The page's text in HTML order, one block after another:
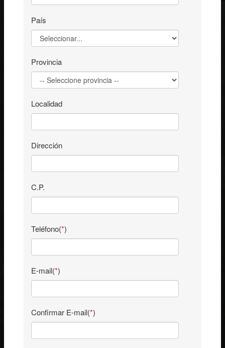
País
Provincia
Localidad
Dirección
C.P.
Teléfono(*)
E-mail(*)
Confirmar E-mail(*)